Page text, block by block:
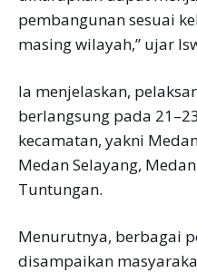
pembangunan sesuai
masing wilayah,” ujar
Ia menjelaskan,
berlangsung pada
kecamatan, yakni
Medan Selayang,
Tuntungan.
Menurutnya, berbagai
disampaikan